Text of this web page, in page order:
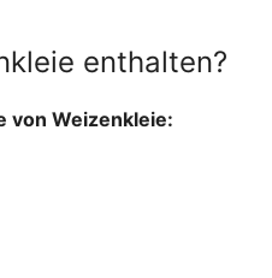
enthalten?
von Weizenkleie: